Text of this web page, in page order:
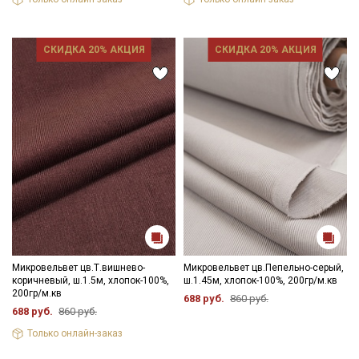
СКИДКА 20% АКЦИЯ
Микровельвет цв.Т.вишнево-
коричневый, ш.1.5м, хлопок-100%,
200гр/м.кв
688 руб. 860 руб.
Только онлайн-заказ
СКИДКА 20% АКЦИЯ
Микровельвет цв.Пепельно-серый,
ш.1.45м, хлопок-100%, 200гр/м.кв
688 руб. 860 руб.
Секретная рассылка от Купава
Мы публикуем здесь дополнительные
промокоды и скидки до 30% на узкие